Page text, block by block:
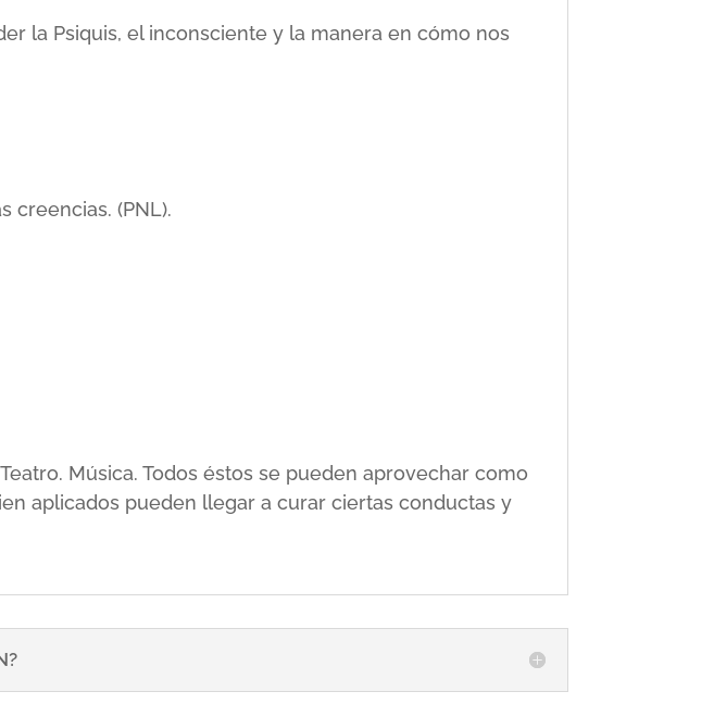
la Psiquis, el inconsciente y la manera en cómo nos
creencias. (PNL).
Música. Todos éstos se pueden aprovechar como
aplicados pueden llegar a curar ciertas conductas y